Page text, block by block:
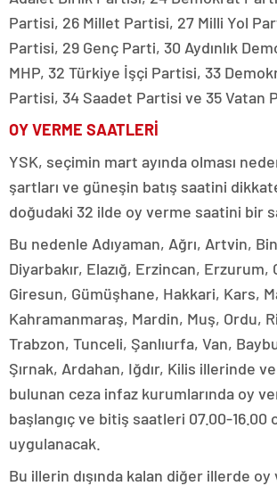
Partisi, 26 Millet Partisi, 27 Milli Yol
Partisi, 29 Genç Parti, 30 Aydınlık
MHP, 32 Türkiye İşçi Partisi, 33
Partisi, 34 Saadet Partisi ve 35 Vatan
OY VERME SAATLERİ
YSK, seçimin mart ayında olması
şartları ve güneşin batış saatini
doğudaki 32 ilde oy verme saatini bir
Bu nedenle Adıyaman, Ağrı, Artvin,
Diyarbakır, Elazığ, Erzincan, Erzurum,
Giresun, Gümüşhane, Hakkari, Kars,
Kahramanmaraş, Mardin, Muş, Ordu,
Trabzon, Tunceli, Şanlıurfa, Van,
Şırnak, Ardahan, Iğdır, Kilis illerinde
bulunan ceza infaz kurumlarında oy
başlangıç ve bitiş saatleri 07.00-16.00
uygulanacak.
Bu illerin dışında kalan diğer illerde